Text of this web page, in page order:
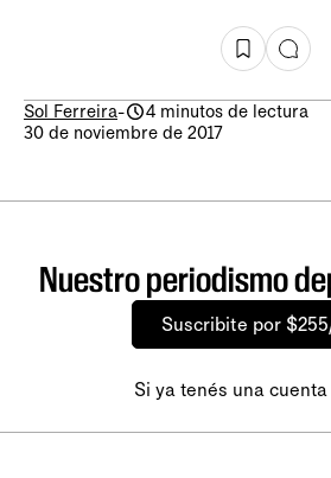
Sol Ferreira-
4 minutos de lectura
30 de noviembre de 2017
Nuestro periodismo
Suscribite por
Si ya tenés una cuenta